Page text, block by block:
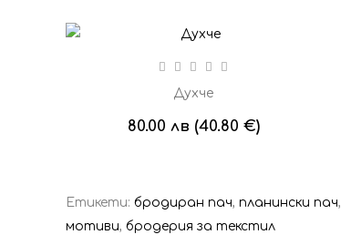
Духче
80.00 лв (40.80 €)
Етикети: бродиран пач, планински пач,
мотиви, бродерия за текстил